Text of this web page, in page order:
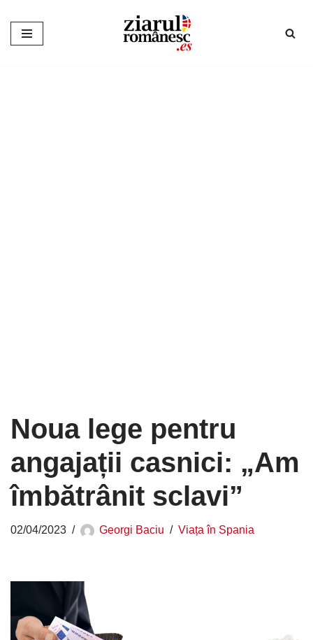
Sari
Noua lege pentru
angajații casnici: „Am
îmbătrânit sclavi”
02/04/2023 Georgi Baciu Viața în Spania